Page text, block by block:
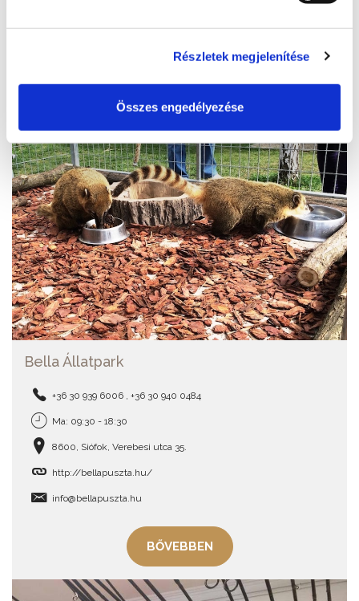
Részletek megjelenítése
Összes engedélyezése
Bella Állatpark
+36 30 939 6006 , +36 30 940 0484
Ma: 09:30 - 18:30
8600, Siófok, Verebesi utca 35.
http://bellapuszta.hu/
info@bellapuszta.hu
BŐVEBBEN